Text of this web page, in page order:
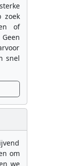
zoek
of
snel
om
we